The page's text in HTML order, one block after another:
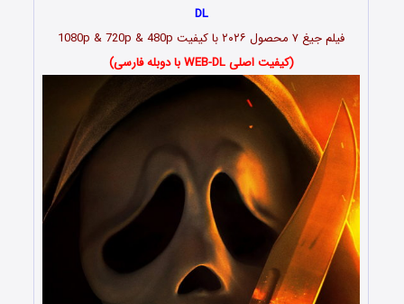
DL
فیلم جیغ ۷ محصول ۲۰۲۶ با کیفیت 1080p & 720p & 480p
(کیفیت اصلی WEB-DL با دوبله فارسی)